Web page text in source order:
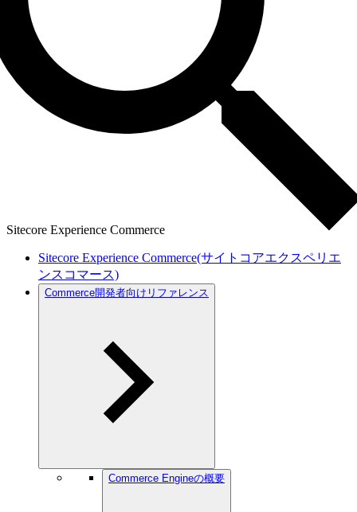
Sitecore Experience Commerce
Sitecore Experience Commerce(サイトコアエクスペリエ
ンスコマース)
Commerce開発者向けリファレンス
Commerce Engineの概要